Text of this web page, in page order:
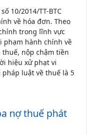
10/2014/TT-BTC
về hóa đơn. Theo
trong lĩnh vực
phạm hành chính về
nộp chậm tiền
hiệu xử phạt vi
luật về thuế là 5
nợ thuế phát